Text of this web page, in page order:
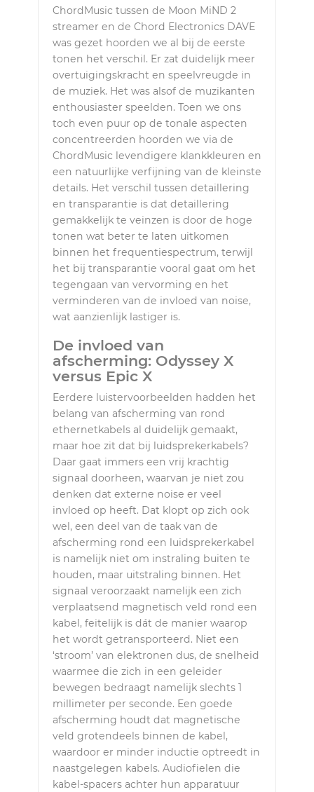
ChordMusic tussen de Moon MiND 2
streamer en de Chord Electronics DAVE
was gezet hoorden we al bij de eerste
tonen het verschil. Er zat duidelijk meer
overtuigingskracht en speelvreugde in
de muziek. Het was alsof de muzikanten
enthousiaster speelden. Toen we ons
toch even puur op de tonale aspecten
concentreerden hoorden we via de
ChordMusic levendigere klankkleuren en
een natuurlijke verfijning van de kleinste
details. Het verschil tussen detaillering
en transparantie is dat detaillering
gemakkelijk te veinzen is door de hoge
tonen wat beter te laten uitkomen
binnen het frequentiespectrum, terwijl
het bij transparantie vooral gaat om het
tegengaan van vervorming en het
verminderen van de invloed van noise,
wat aanzienlijk lastiger is.
De invloed van
afscherming: Odyssey X
versus Epic X
Eerdere luistervoorbeelden hadden het
belang van afscherming van rond
ethernetkabels al duidelijk gemaakt,
maar hoe zit dat bij luidsprekerkabels?
Daar gaat immers een vrij krachtig
signaal doorheen, waarvan je niet zou
denken dat externe noise er veel
invloed op heeft. Dat klopt op zich ook
wel, een deel van de taak van de
afscherming rond een luidsprekerkabel
is namelijk niet om instraling buiten te
houden, maar uitstraling binnen. Het
signaal veroorzaakt namelijk een zich
verplaatsend magnetisch veld rond een
kabel, feitelijk is dát de manier waarop
het wordt getransporteerd. Niet een
‘stroom’ van elektronen dus, de snelheid
waarmee die zich in een geleider
bewegen bedraagt namelijk slechts 1
millimeter per seconde. Een goede
afscherming houdt dat magnetische
veld grotendeels binnen de kabel,
waardoor er minder inductie optreedt in
naastgelegen kabels. Audiofielen die
kabel-spacers achter hun apparatuur